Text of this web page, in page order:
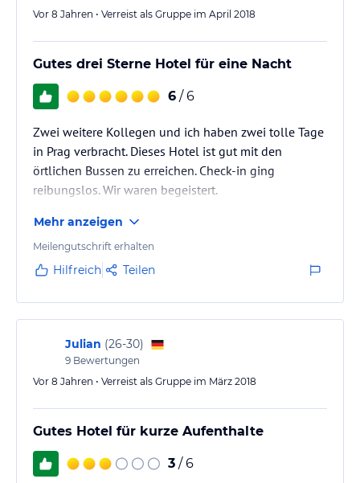
Vor 8 Jahren • Verreist als Gruppe im April 2018
Gutes drei Sterne Hotel für eine Nacht
6 / 6
Zwei weitere Kollegen und ich haben zwei tolle Tage
in Prag verbracht. Dieses Hotel ist gut mit den
örtlichen Bussen zu erreichen. Check-in ging
reibungslos. Wir waren begeistert.
Mehr anzeigen
Meilengutschrift erhalten
Hilfreich Teilen
Julian (26-30)
9 Bewertungen
Vor 8 Jahren • Verreist als Gruppe im März 2018
Gutes Hotel für kurze Aufenthalte
3 / 6